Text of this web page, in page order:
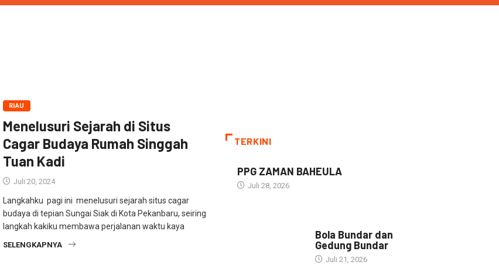
RIAU
Menelusuri Sejarah di Situs
Cagar Budaya Rumah Singgah
Tuan Kadi
Juli 20, 2024
Langkahku pagi ini menelusuri sejarah situs cagar
budaya di tepian Sungai Siak di Kota Pekanbaru, seiring
langkah kakiku membawa perjalanan waktu kaya
SELENGKAPNYA
TERKINI
PPG ZAMAN BAHEULA
Juli 28, 2026
Bola Bundar dan
Gedung Bundar
Juli 21, 2026